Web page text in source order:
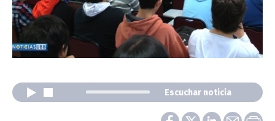
Escuchar noticia